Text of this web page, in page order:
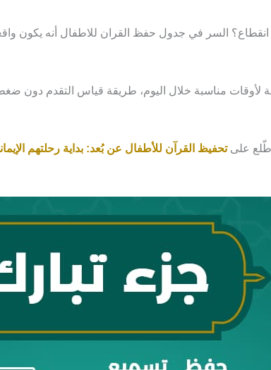
السر في جدول حفظ القران للاطفال أنه يكون
مناسبة خلال اليوم، طريقة قياس التقدم دون
علىتحفيظ القرآن للأطفال عن بُعد: بداية رحلتهم